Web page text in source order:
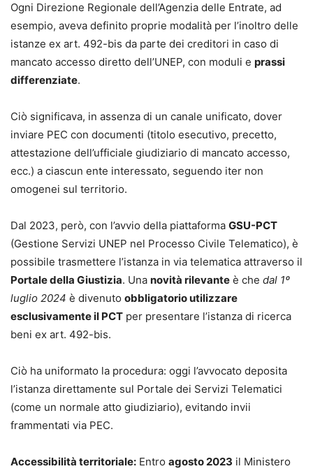
Ogni Direzione Regionale dell’Agenzia delle Entrate, ad
esempio, aveva definito proprie modalità per l’inoltro delle
istanze ex art. 492-bis da parte dei creditori in caso di
mancato accesso diretto dell’UNEP, con moduli e prassi
differenziate.
Ciò significava, in assenza di un canale unificato, dover
inviare PEC con documenti (titolo esecutivo, precetto,
attestazione dell’ufficiale giudiziario di mancato accesso,
ecc.) a ciascun ente interessato, seguendo iter non
omogenei sul territorio.
Dal 2023, però, con l’avvio della piattaforma GSU-PCT
(Gestione Servizi UNEP nel Processo Civile Telematico), è
possibile trasmettere l’istanza in via telematica attraverso il
Portale della Giustizia. Una novità rilevante è che dal 1º
luglio 2024 è divenuto obbligatorio utilizzare
esclusivamente il PCT per presentare l’istanza di ricerca
beni ex art. 492-bis.
Ciò ha uniformato la procedura: oggi l’avvocato deposita
l’istanza direttamente sul Portale dei Servizi Telematici
(come un normale atto giudiziario), evitando invii
frammentati via PEC.
Accessibilità territoriale: Entro agosto 2023 il Ministero